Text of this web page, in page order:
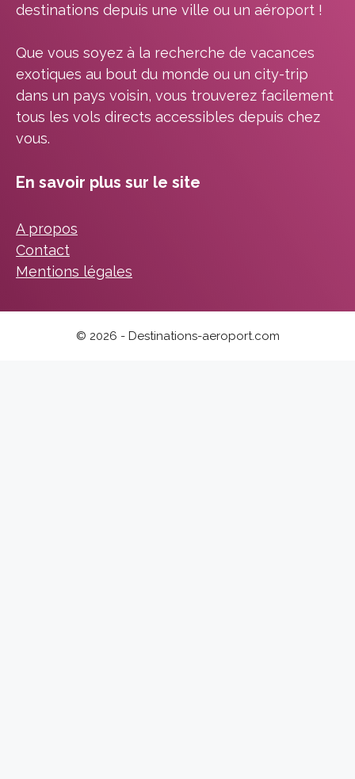
destinations depuis une ville ou un aéroport !
Que vous soyez à la recherche de vacances
exotiques au bout du monde ou un city-trip
dans un pays voisin, vous trouverez facilement
tous les vols directs accessibles depuis chez
vous.
En savoir plus sur le site
A propos
Contact
Mentions légales
© 2026 - Destinations-aeroport.com